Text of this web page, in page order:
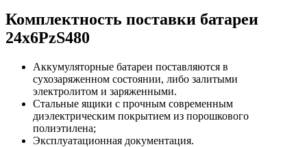
Комплектность поставки батареи
24х6PzS480
Аккумуляторные батареи поставляются в
сухозаряженном состоянии, либо залитыми
электролитом и заряженными.
Стальные ящики с прочным современным
диэлектрическим покрытием из порошкового
полиэтилена;
Эксплуатационная документация.